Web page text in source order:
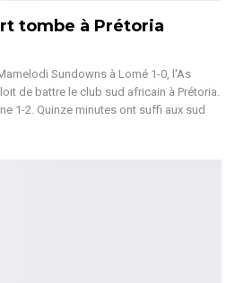
tombe à Prétoria
Sundowns à Lomé 1-0, l'As
de battre le club sud africain à Prétoria.
1-2. Quinze minutes ont suffi aux sud